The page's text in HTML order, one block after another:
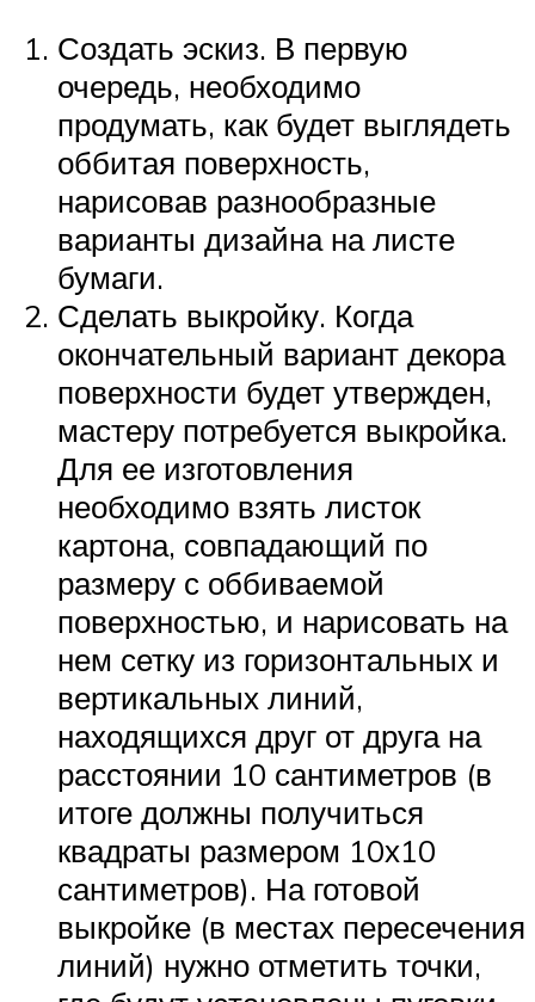
Создать эскиз. В первую
очередь, необходимо
продумать, как будет выглядеть
оббитая поверхность,
нарисовав разнообразные
варианты дизайна на листе
бумаги.
Сделать выкройку. Когда
окончательный вариант декора
поверхности будет утвержден,
мастеру потребуется выкройка.
Для ее изготовления
необходимо взять листок
картона, совпадающий по
размеру с оббиваемой
поверхностью, и нарисовать на
нем сетку из горизонтальных и
вертикальных линий,
находящихся друг от друга на
расстоянии 10 сантиметров (в
итоге должны получиться
квадраты размером 10х10
сантиметров). На готовой
выкройке (в местах пересечения
линий) нужно отметить точки,